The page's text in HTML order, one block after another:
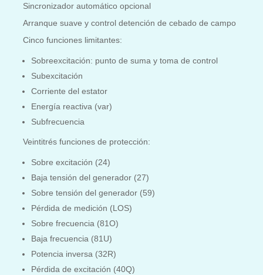
Sincronizador automático opcional
Arranque suave y control detención de cebado de campo
Cinco funciones limitantes:
Sobreexcitación: punto de suma y toma de control
Subexcitación
Corriente del estator
Energía reactiva (var)
Subfrecuencia
Veintitrés funciones de protección:
Sobre excitación (24)
Baja tensión del generador (27)
Sobre tensión del generador (59)
Pérdida de medición (LOS)
Sobre frecuencia (81O)
Baja frecuencia (81U)
Potencia inversa (32R)
Pérdida de excitación (40Q)